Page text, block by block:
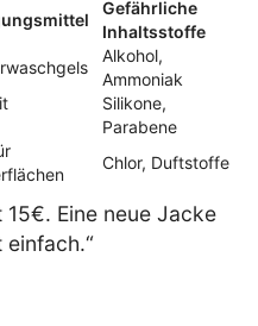
Gefährliche
Inhaltsstoffe
Alkohol,
Ammoniak
Silikone,
Parabene
Chlor, Duftstoffe
15€. Eine neue Jacke